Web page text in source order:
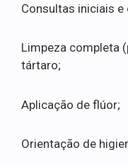
Consultas iniciais e
Limpeza completa
tártaro;
Aplicação de flúor;
Orientação de